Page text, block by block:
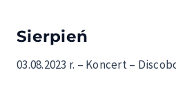
Sierpień
03.08.2023 r. – Koncert –